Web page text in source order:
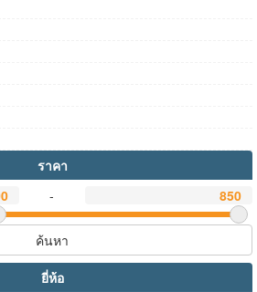
ราคา
-
ค้นหา
ยี่ห้อ